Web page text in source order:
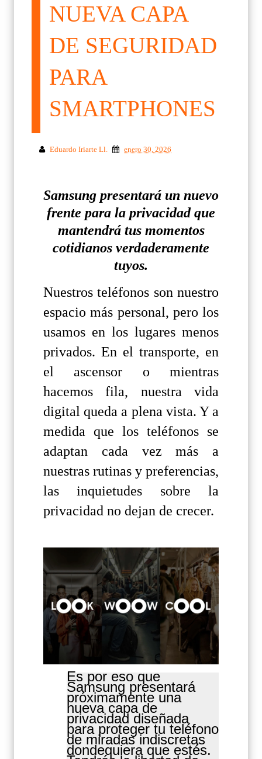
NUEVA CAPA
DE SEGURIDAD
PARA
SMARTPHONES
Eduardo Iriarte Ll. enero 30, 2026
Samsung presentará un nuevo
frente para la privacidad que
mantendrá tus momentos
cotidianos verdaderamente
tuyos.
Nuestros teléfonos son nuestro
espacio más personal, pero los
usamos en los lugares menos
privados. En el transporte, en
el ascensor o mientras
hacemos fila, nuestra vida
digital queda a plena vista. Y a
medida que los teléfonos se
adaptan cada vez más a
nuestras rutinas y preferencias,
las inquietudes sobre la
privacidad no dejan de crecer.
Es por eso que
Samsung presentará
próximamente una
nueva capa de
privacidad diseñada
para proteger tu teléfono
de miradas indiscretas
dondequiera que estés.